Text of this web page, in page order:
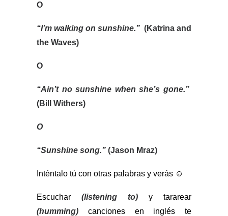
O
“I’m walking on sunshine.” (Katrina and
the Waves)
O
“Ain’t no sunshine when she’s gone.”
(Bill Withers)
O
“Sunshine song.” (Jason Mraz)
Inténtalo tú con otras palabras y verás ☺
Escuchar (listening to) y tararear
(humming) canciones en inglés te